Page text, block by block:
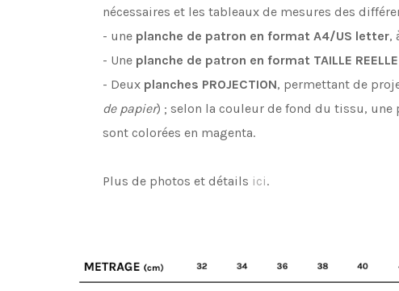
nécessaires et les tableaux de mesures des
- une planche de patron en format A4/US letter,
- Une planche de patron en format TAILLE REELLE
- Deux planches PROJECTION, permettant de
de papier) ; selon la couleur de fond du tissu,
sont colorées en magenta.
Plus de photos et détails ici.